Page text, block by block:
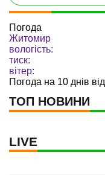
Погода
Житомир
вологість:
тиск:
вітер:
Погода на 10 днів від
ТОП НОВИНИ
LIVE